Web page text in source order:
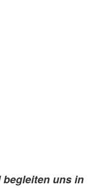
uns in